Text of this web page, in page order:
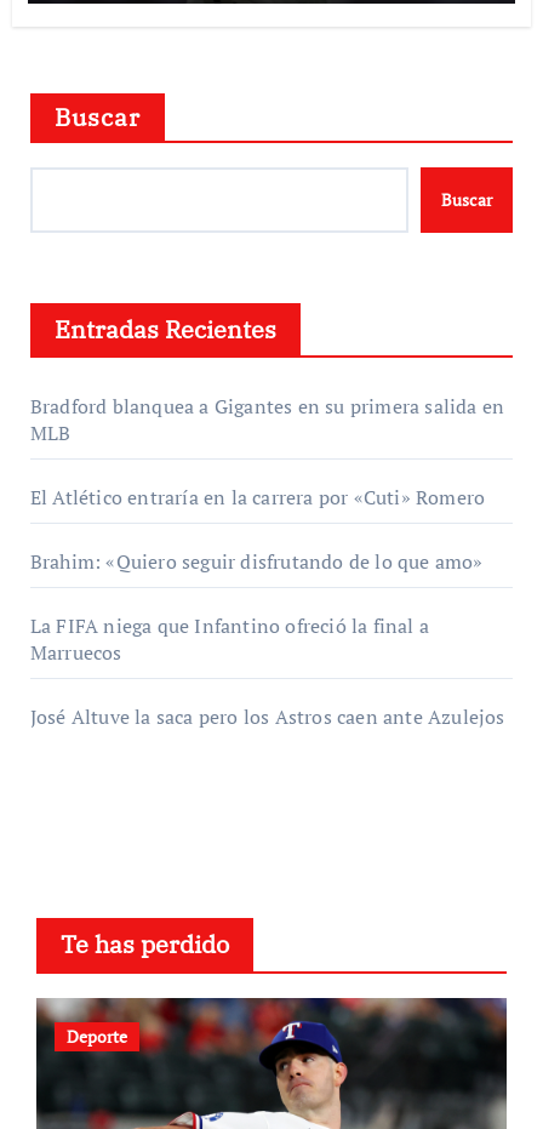
Buscar
Buscar
Entradas Recientes
Bradford blanquea a Gigantes en su primera salida en
MLB
El Atlético entraría en la carrera por «Cuti» Romero
Brahim: «Quiero seguir disfrutando de lo que amo»
La FIFA niega que Infantino ofreció la final a
Marruecos
José Altuve la saca pero los Astros caen ante Azulejos
Te has perdido
Deporte